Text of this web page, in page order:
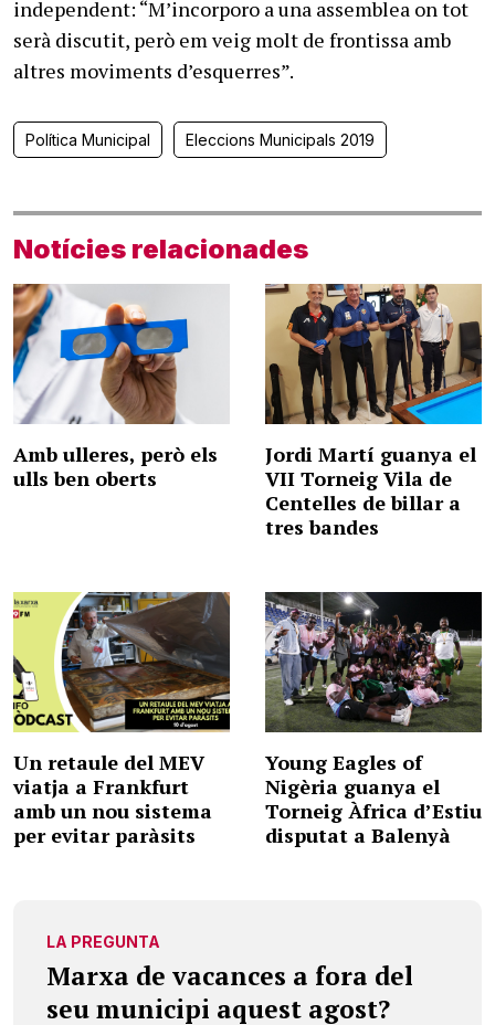
independent: “M’incorporo a una assemblea on tot
serà discutit, però em veig molt de frontissa amb
altres moviments d’esquerres”.
Política Municipal Eleccions Municipals 2019
Notícies relacionades
Amb ulleres, però els
ulls ben oberts
Jordi Martí guanya el
VII Torneig Vila de
Centelles de billar a
tres bandes
Un retaule del MEV
viatja a Frankfurt
amb un nou sistema
per evitar paràsits
Young Eagles of
Nigèria guanya el
Torneig Àfrica d’Estiu
disputat a Balenyà
LA PREGUNTA
Marxa de vacances a fora del
seu municipi aquest agost?